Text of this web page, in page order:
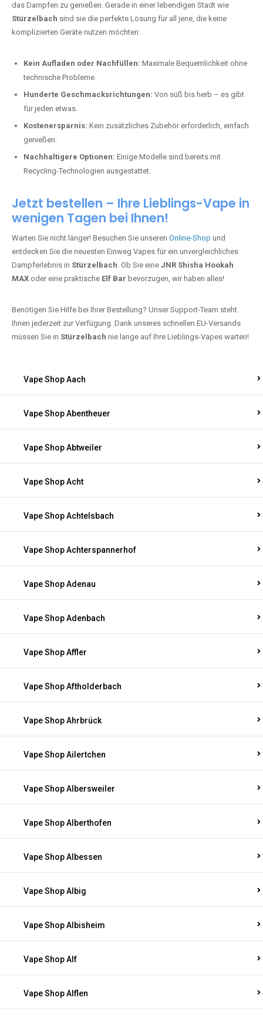
das Dampfen zu genießen. Gerade in einer lebendigen Stadt wie
Stürzelbach sind sie die perfekte Lösung für all jene, die keine
komplizierten Geräte nutzen möchten:
Kein Aufladen oder Nachfüllen: Maximale Bequemlichkeit ohne
technische Probleme.
Hunderte Geschmacksrichtungen: Von süß bis herb – es gibt
für jeden etwas.
Kostenersparnis: Kein zusätzliches Zubehör erforderlich, einfach
genießen.
Nachhaltigere Optionen: Einige Modelle sind bereits mit
Recycling-Technologien ausgestattet.
Jetzt bestellen – Ihre Lieblings-Vape in
wenigen Tagen bei Ihnen!
Warten Sie nicht länger! Besuchen Sie unseren Online-Shop und
entdecken Sie die neuesten Einweg Vapes für ein unvergleichliches
Dampferlebnis in Stürzelbach. Ob Sie eine JNR Shisha Hookah
MAX oder eine praktische Elf Bar bevorzugen, wir haben alles!
Benötigen Sie Hilfe bei Ihrer Bestellung? Unser Support-Team steht
Ihnen jederzeit zur Verfügung. Dank unseres schnellen EU-Versands
müssen Sie in Stürzelbach nie lange auf Ihre Lieblings-Vapes warten!
Vape Shop Aach
Vape Shop Abentheuer
Vape Shop Abtweiler
Vape Shop Acht
Vape Shop Achtelsbach
Vape Shop Achterspannerhof
Vape Shop Adenau
Vape Shop Adenbach
Vape Shop Affler
Vape Shop Aftholderbach
Vape Shop Ahrbrück
Vape Shop Ailertchen
Vape Shop Albersweiler
Vape Shop Alberthofen
Vape Shop Albessen
Vape Shop Albig
Vape Shop Albisheim
Vape Shop Alf
Vape Shop Alflen